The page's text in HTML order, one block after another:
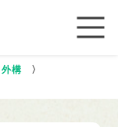
外構
〉